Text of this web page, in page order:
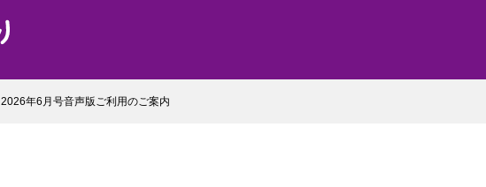
2026年6月号音声版ご利用のご案内